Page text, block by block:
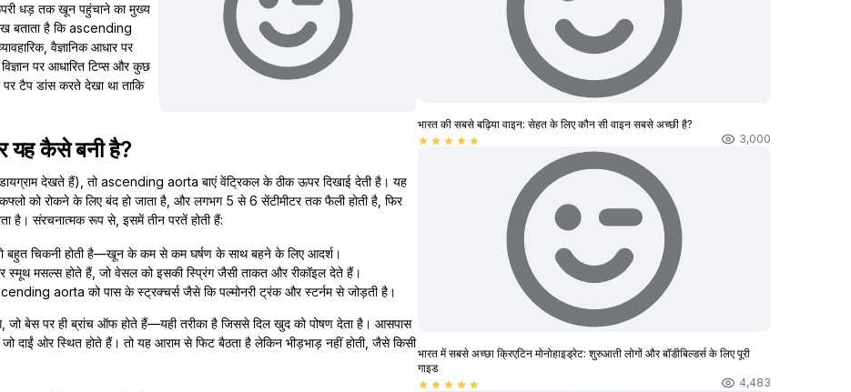
धड़ तक खून पहुंचाने का मुख्य
बताता है कि ascending
वैज्ञानिक आधार पर
पर आधारित टिप्स और कुछ
पर टैप डांस करते देखा था ताकि
यह कैसे बनी है?
देखते हैं), तो ascending aorta बाएं वेंट्रिकल के ठीक ऊपर दिखाई देती है। यह
को रोकने के लिए बंद हो जाता है, और लगभग 5 से 6 सेंटीमीटर तक फैली होती है, फिर
संरचनात्मक रूप से, इसमें तीन परतें होती हैं:
बहुत चिकनी होती है—खून के कम से कम घर्षण के साथ बहने के लिए आदर्श।
स्मूथ मसल्स होते हैं, जो वेसल को इसकी स्प्रिंग जैसी ताकत और रीकॉइल देते हैं।
aorta को पास के स्ट्रक्चर्स जैसे कि पल्मोनरी ट्रंक और स्टर्नम से जोड़ती है।
जो बेस पर ही ब्रांच ऑफ होते हैं—यही तरीका है जिससे दिल खुद को पोषण देता है। आसपास
जो दाईं ओर स्थित होते हैं। तो यह आराम से फिट बैठता है लेकिन भीड़भाड़ नहीं होती, जैसे किसी
भारत की सबसे बढ़िया वाइन: सेहत के लिए कौन सी वाइन सबसे अच्छी है?
star star star star star 3,000
भारत में सबसे अच्छा क्रिएटिन मोनोहाइड्रेट: शुरुआती लोगों और बॉडीबिल्डर्स के लिए पूरी
गाइड
star star star star star 4,483